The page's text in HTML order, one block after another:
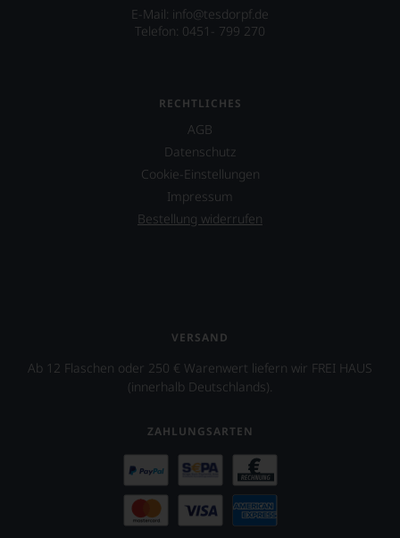
E-Mail: info@tesdorpf.de
Telefon: 0451- 799 270
RECHTLICHES
AGB
Datenschutz
Cookie-Einstellungen
Impressum
Bestellung widerrufen
VERSAND
Ab 12 Flaschen oder 250 € Warenwert liefern wir FREI HAUS
(innerhalb Deutschlands).
ZAHLUNGSARTEN